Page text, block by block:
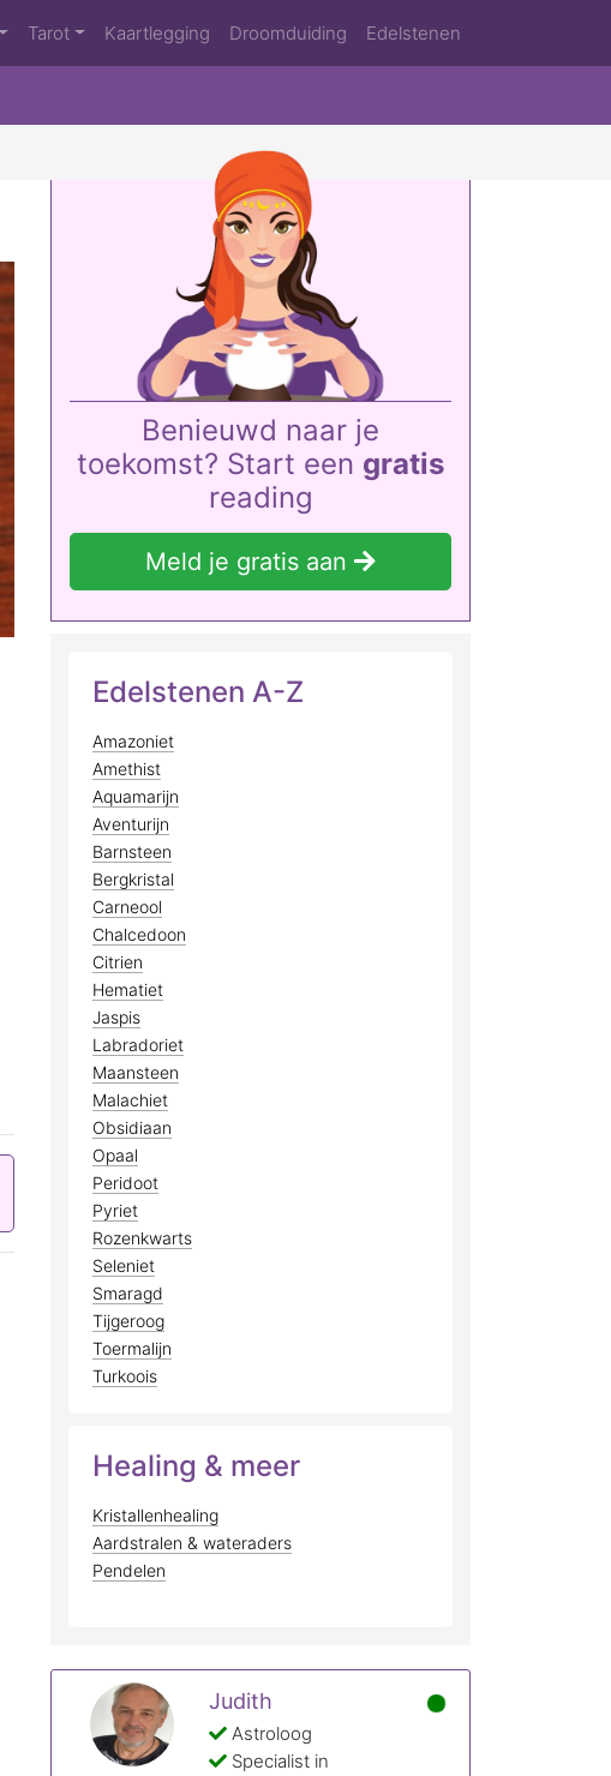
Tarot Kaartlegging Droomduiding Edelstenen
Benieuwd naar je
toekomst? Start een gratis
reading
Meld je gratis aan
Edelstenen A-Z
Amazoniet
Amethist
Aquamarijn
Aventurijn
Barnsteen
Bergkristal
Carneool
Chalcedoon
Citrien
Hematiet
Jaspis
Labradoriet
Maansteen
Malachiet
Obsidiaan
Opaal
Peridoot
Pyriet
Rozenkwarts
Seleniet
Smaragd
Tijgeroog
Toermalijn
Turkoois
Healing & meer
Kristallenhealing
Aardstralen & wateraders
Pendelen
Judith
Astroloog
Specialist in